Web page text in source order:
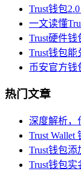
Trust钱包
一文读懂
Trust硬件
Trust钱包
币安官方钱
热门文章
深度解析，
Trust
Trust钱包
Trust钱包